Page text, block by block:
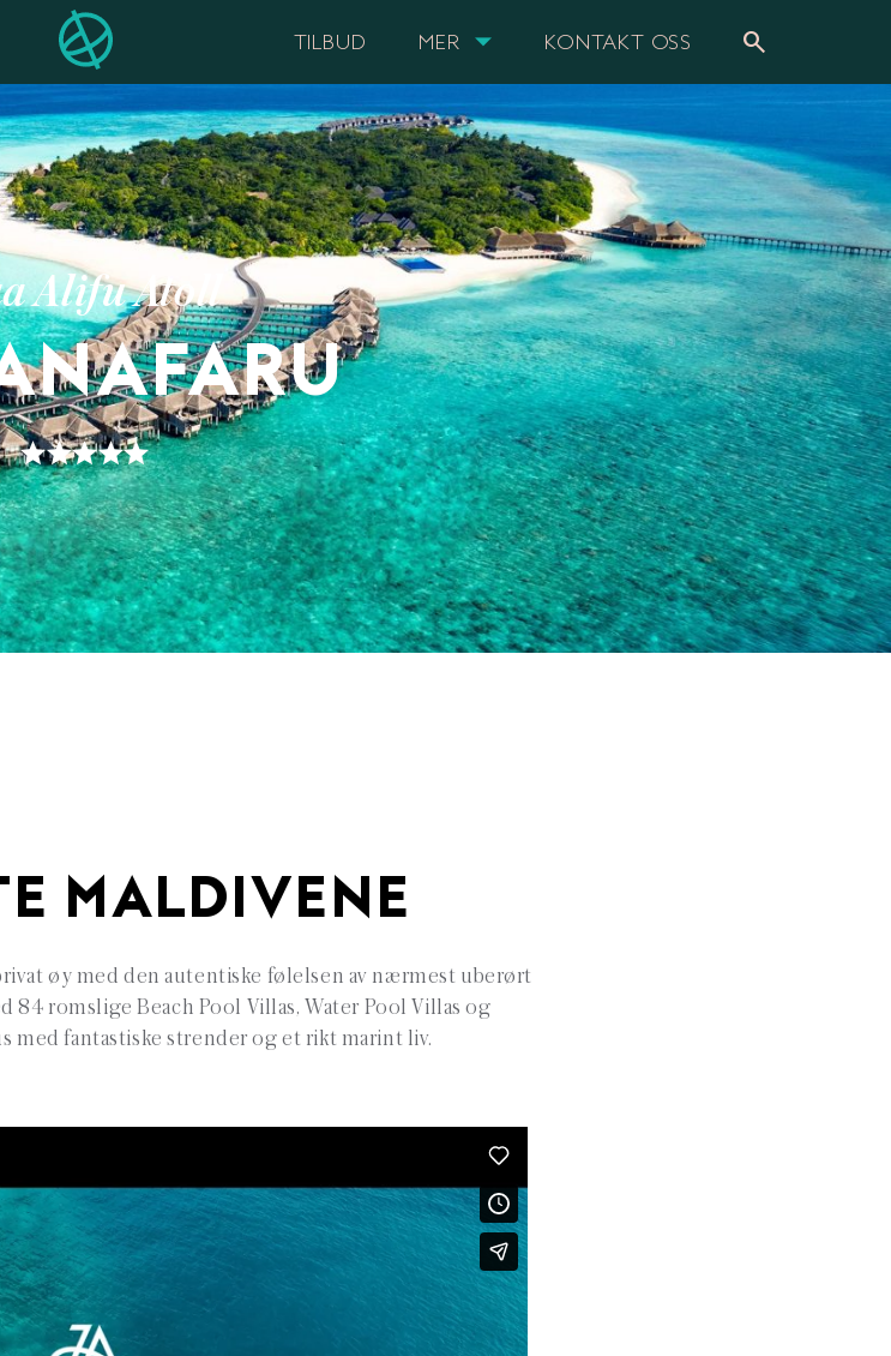
TILBUD MER KONTAKT OSS search
Alifu Atoll
MALDIVENE
øy med den autentiske følelsen av nærmest uberørt
84 romslige Beach Pool Villas, Water Pool Villas og
med fantastiske strender og et rikt marint liv.